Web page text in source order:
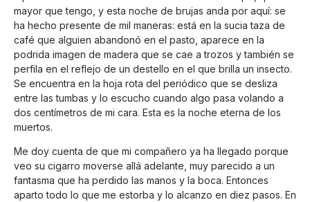
mayor que tengo, y esta noche de brujas anda por aquí: se
ha hecho presente de mil maneras: está en la sucia taza de
café que alguien abandonó en el pasto, aparece en la
podrida imagen de madera que se cae a trozos y también se
perfila en el reflejo de un destello en el que brilla un insecto.
Se encuentra en la hoja rota del periódico que se desliza
entre las tumbas y lo escucho cuando algo pasa volando a
dos centímetros de mi cara. Esta es la noche eterna de los
muertos.
Me doy cuenta de que mi compañero ya ha llegado porque
veo su cigarro moverse allá adelante, muy parecido a un
fantasma que ha perdido las manos y la boca. Entonces
aparto todo lo que me estorba y lo alcanzo en diez pasos. En